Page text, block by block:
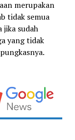
merupakan
tidak semua
jika sudah
yang tidak